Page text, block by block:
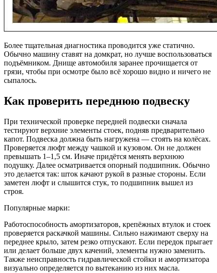
Более тщательная диагностика проводится уже статично.
Обычно машину ставят на домкрат, но лучше воспользоваться
подъёмником. Днище автомобиля заранее прочищается от
грязи, чтобы при осмотре было всё хорошо видно и ничего не
сыпалось.
Как проверить переднюю подвеску
При технической проверке передней подвески сначала
тестируют верхние элементы стоек, подняв предварительно
капот. Подвеска должна быть нагружена — стоять на колёсах.
Проверяется люфт между чашкой и кузовом. Он не должен
превышать 1–1,5 см. Иначе придётся менять верхнюю
подушку. Далее осматривается опорный подшипник. Обычно
это делается так: шток качают рукой в разные стороны. Если
заметен люфт и слышится стук, то подшипник вышел из
строя.
Популярные марки:
Работоспособность амортизаторов, крепёжных втулок и стоек
проверяется раскачкой машины. Сильно нажимают сверху на
переднее крыло, затем резко отпускают. Если передок прыгает
или делает больше двух качений, элементы нужно заменить.
Также неисправность гидравлической стойки и амортизатора
визуально определяется по вытеканию из них масла.